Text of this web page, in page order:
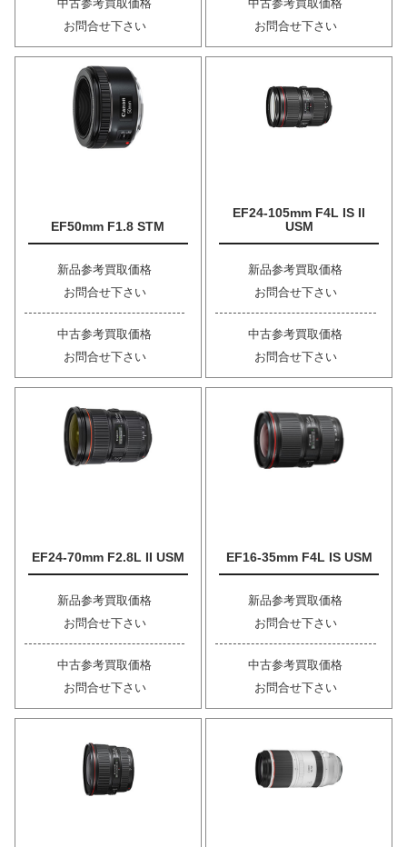
中古参考買取価格
お問合せ下さい
中古参考買取価格
お問合せ下さい
EF50mm F1.8 STM
新品参考買取価格
お問合せ下さい
中古参考買取価格
お問合せ下さい
EF24-105mm F4L IS II
USM
新品参考買取価格
お問合せ下さい
中古参考買取価格
お問合せ下さい
EF24-70mm F2.8L II USM
新品参考買取価格
お問合せ下さい
中古参考買取価格
お問合せ下さい
EF16-35mm F4L IS USM
新品参考買取価格
お問合せ下さい
中古参考買取価格
お問合せ下さい